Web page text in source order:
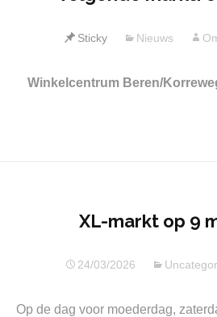
Sticky Nieuws
Winkelcentrum Beren/
XL-markt op 9
24/03/2026
Op de dag voor moederdag,